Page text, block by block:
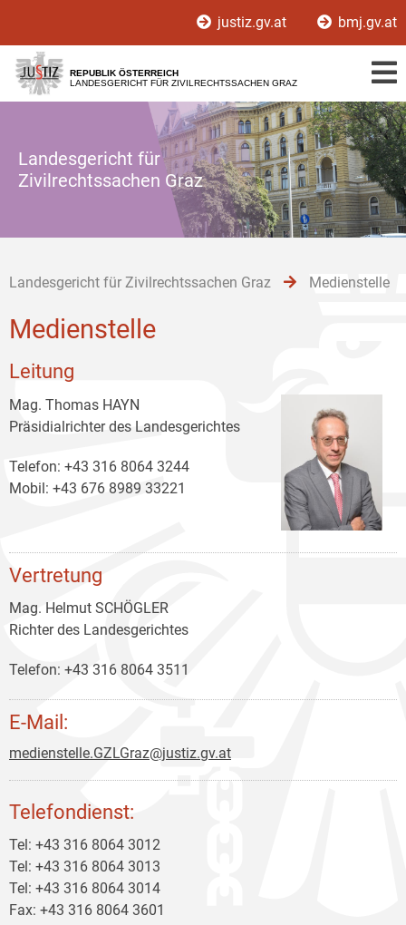
[1]
[2]
[3]
justiz.gv.at bmj.gv.at
REPUBLIK ÖSTERREICH
LANDESGERICHT FÜR ZIVILRECHTSSACHEN GRAZ
Landesgericht für
Zivilrechtssachen Graz
Landesgericht für Zivilrechtssachen Graz Medienstelle
Medienstelle
Leitung
Mag. Thomas HAYN
Präsidialrichter des Landesgerichtes
Telefon: +43 316 8064 3244
Mobil: +43 676 8989 33221
Vertretung
Mag. Helmut SCHÖGLER
Richter des Landesgerichtes
Telefon: +43 316 8064 3511
E-Mail:
medienstelle.GZLGraz@justiz.gv.at
Telefondienst:
Tel: +43 316 8064 3012
Tel: +43 316 8064 3013
Tel: +43 316 8064 3014
Fax: +43 316 8064 3601